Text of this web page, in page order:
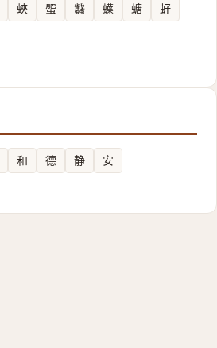
蛺 蜰 蠽 蠂 螗
虸
和 德 静 安